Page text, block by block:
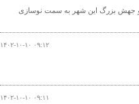
و جهش بزرگ این شهر به سمت نوسازی
۱۴۰۲-۱۰-۱۰ ۰۹:۱۲
۱۴۰۲-۱۰-۱۰ ۰۹:۱۱